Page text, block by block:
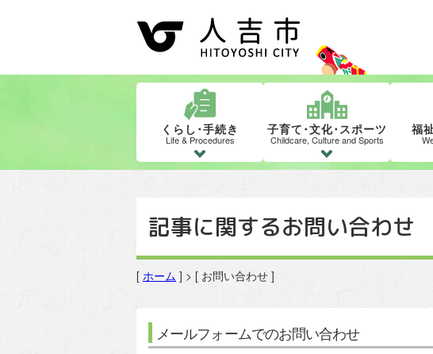
くらし･手続き
Life & Procedures
子育て･文化･スポーツ
Childcare, Culture and Sports
福
記事に関するお問い合わせ
[ ホーム ] > [ お問い合わせ ]
メールフォームでのお問い合わせ